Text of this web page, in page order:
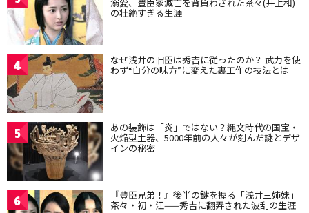
の壮絶すぎる生涯
4 なぜ浅井の旧臣は秀吉に従ったのか？ 武力を使
わず“自分の味方”に変えた裏工作の技法とは
5 あの装飾は「炎」ではない？縄文時代の国宝・
火焔型土器、5000年前の人々が刻んだ謎とデザ
インの秘密
6 『豊臣兄弟！』後半の鍵を握る「浅井三姉妹」
茶々・初・江——秀吉に翻弄された波乱の生涯